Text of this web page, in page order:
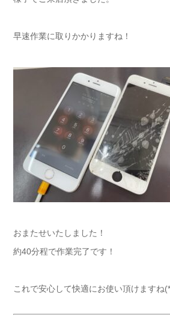
早速作業に取りかかりますね！
おまたせいたしました！
約40分程で作業完了です！
これで安心して快適にお使い頂けますね